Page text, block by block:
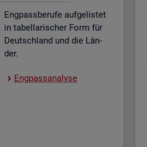
Eng­pass­be­ru­fe auf­ge­lis­tet
in ta­bel­la­ri­scher Form für
Deutsch­land und die Län­
der.
Eng­pass­ana­ly­se